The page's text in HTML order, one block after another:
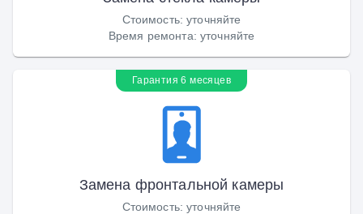
Стоимость:уточняйте
Время ремонта: уточняйте
Гарантия 6 месяцев
Замена фронтальной камеры
Стоимость:уточняйте